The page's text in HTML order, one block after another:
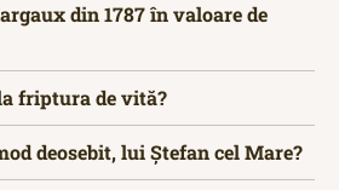
din 1787 în valoare de
friptura de vită?
deosebit, lui Ștefan cel Mare?